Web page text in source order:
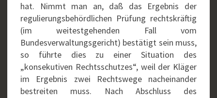
hat. Nimmt man an, daß das Ergebnis der
regulierungsbehördlichen Prüfung rechtskräftig
(im weitestgehenden Fall vom
Bundesverwaltungsgericht) bestätigt sein muss,
so führte dies zu einer Situation des
„konsekutiven Rechtsschutzes“, weil der Kläger
im Ergebnis zwei Rechtswege nacheinander
bestreiten muss. Nach Abschluss des